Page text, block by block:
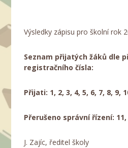
Výsledky zápisu pro školní rok
Seznam přijatých žáků dle
registračního čísla:
Přijati: 1, 2, 3, 4, 5, 6, 7, 8, 9,
Přerušeno správní řízení: 11,
J. Zajíc, ředitel školy